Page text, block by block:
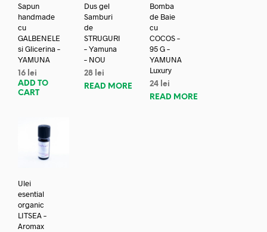
Sapun
handmade
cu
GALBENELE
si Glicerina –
YAMUNA
16 lei
ADD TO
CART
Dus gel
Samburi
de
STRUGURI
– Yamuna
– NOU
28 lei
READ MORE
Bomba
de Baie
cu
COCOS –
95 G –
YAMUNA
Luxury
24 lei
READ MORE
Ulei
esential
organic
LITSEA –
Aromax